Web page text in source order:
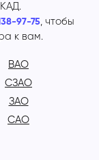
97-75, чтобы
к вам.
ВАО
СЗАО
ЗАО
САО